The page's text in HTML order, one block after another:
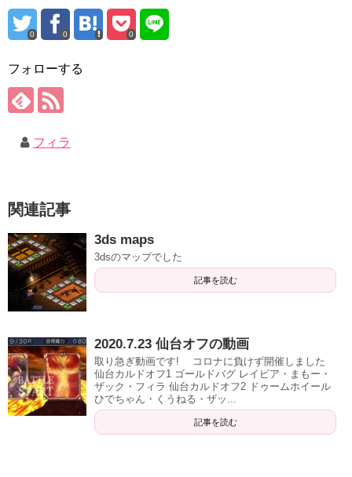
0 0 0
フォローする
フィラ
関連記事
3ds maps
3dsのマップでした
記事を読む
2020.7.23 仙台オフの動画
取り急ぎ動画です! コロナに負けず開催しました
仙台カルドオフ1 ゴールドバグ レイピア・まもー・
ザック・フィラ 仙台カルドオフ2 ドゥームホイール
ひでちゃん・くうねる・ザッ...
記事を読む